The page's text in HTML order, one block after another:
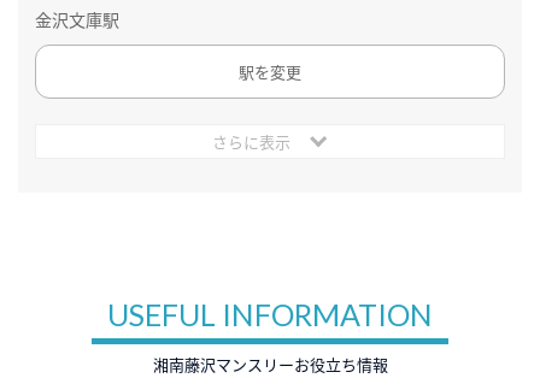
金沢文庫駅
駅を変更
さらに表示
USEFUL INFORMATION
湘南藤沢マンスリーお役立ち情報